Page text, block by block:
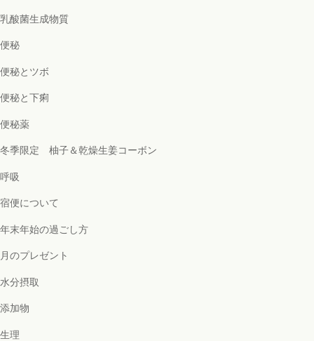
乳酸菌生成物質
便秘
便秘とツボ
便秘と下痢
便秘薬
冬季限定 柚子＆乾燥生姜コーボン
呼吸
宿便について
年末年始の過ごし方
月のプレゼント
水分摂取
添加物
生理